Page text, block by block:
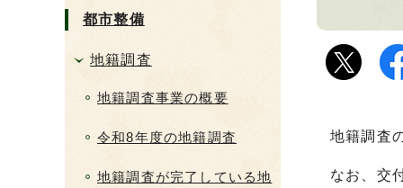
地籍調査
なお、交
都市整備
地籍調査
地籍調査事業の概要
令和8年度の地籍調査
地籍調査が完了している地